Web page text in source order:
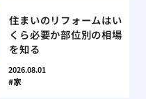
住まいのリフォームはい
くら必要か部位別の相場
を知る
2026.08.01
家